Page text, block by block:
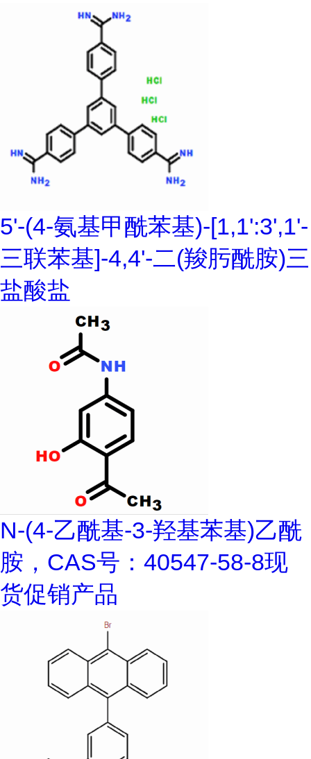
5'-(4-氨基甲酰苯基)-[1,1':3',1'-
三联苯基]-4,4'-二(羧肟酰胺)三
盐酸盐
N-(4-乙酰基-3-羟基苯基)乙酰
胺，CAS号：40547-58-8现
货促销产品